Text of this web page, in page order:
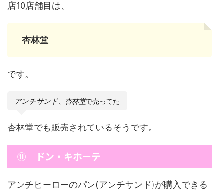
店10店舗目は、
杏林堂
です。
アンチサンド 杏林堂で売ってた
杏林堂でも販売されているそうです。
⑪ ドン・キホーテ
アンチヒーローのパン(アンチサンド)が購入できる